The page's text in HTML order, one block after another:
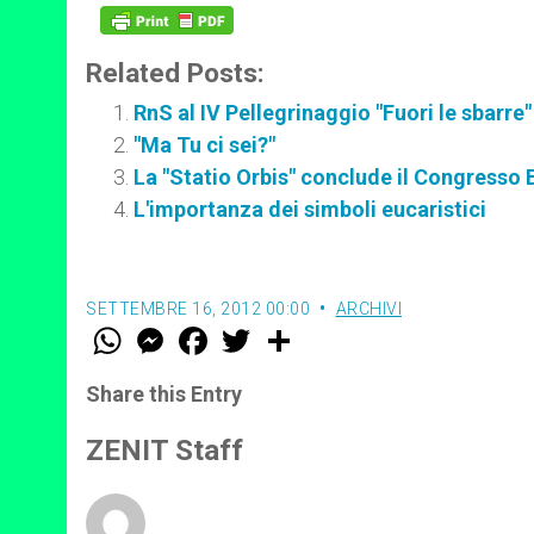
Related Posts:
RnS al IV Pellegrinaggio "Fuori le sbarre"
"Ma Tu ci sei?"
La "Statio Orbis" conclude il Congresso
L'importanza dei simboli eucaristici
SETTEMBRE 16, 2012 00:00 ARCHIVI
W
t
s
p
p
M
e
s
e
g
e
F
a
e
b
o
k
w
Share this Entry
ZENIT Staff